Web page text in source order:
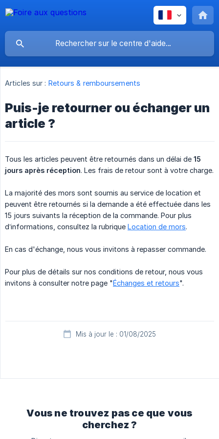
Articles sur : Retours & remboursements
Puis-je retourner ou échanger un
article ?
Tous les articles peuvent être retournés dans un délai de 15
jours après réception. Les frais de retour sont à votre charge.
La majorité des mors sont soumis au service de location et
peuvent être retournés si la demande a été effectuée dans les
15 jours suivants la réception de la commande. Pour plus
d’informations, consultez la rubrique Location de mors.
En cas d'échange, nous vous invitons à repasser commande.
Pour plus de détails sur nos conditions de retour, nous vous
invitons à consulter notre page "Échanges et retours".
Mis à jour le : 01/08/2025
Vous ne trouvez pas ce que vous
cherchez ?